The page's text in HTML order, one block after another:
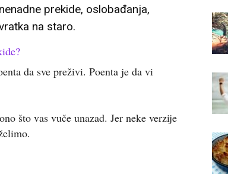
prekide, oslobađanja,
na staro.
da sve preživi. Poenta je da vi
što vas vuče unazad. Jer neke verzije